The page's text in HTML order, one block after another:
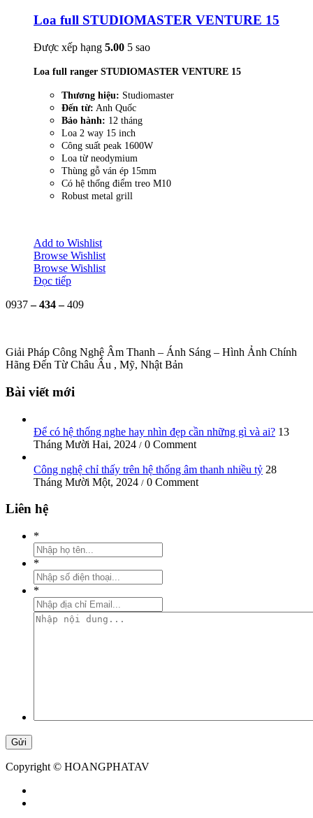
Loa full STUDIOMASTER VENTURE 15
Được xếp hạng 5.00 5 sao
Loa full ranger STUDIOMASTER VENTURE 15
Thương hiệu: Studiomaster
Đến từ: Anh Quốc
Bảo hành: 12 tháng
Loa 2 way 15 inch
Công suất peak 1600W
Loa từ neodymium
Thùng gỗ ván ép 15mm
Có hệ thống điểm treo M10
Robust metal grill
Add to Wishlist
Browse Wishlist
Browse Wishlist
Đọc tiếp
0937– 434 –409
Giải Pháp Công Nghệ Âm Thanh – Ánh Sáng – Hình Ảnh Chính
Hãng Đến Từ Châu Âu , Mỹ, Nhật Bản
Bài viết mới
Để có hệ thống nghe hay nhìn đẹp cần những gì và ai? 13
Tháng Mười Hai, 2024 / 0 Comment
Công nghệ chỉ thấy trên hệ thống âm thanh nhiều tỷ 28
Tháng Mười Một, 2024 / 0 Comment
Liên hệ
*
*
*
Copyright © HOANGPHATAV